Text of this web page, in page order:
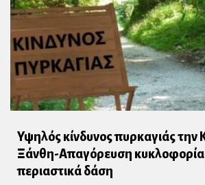
Υψηλός κίνδυνος πυρκαγιάς την
Ξάνθη-Απαγόρευση
περιαστικά δάση